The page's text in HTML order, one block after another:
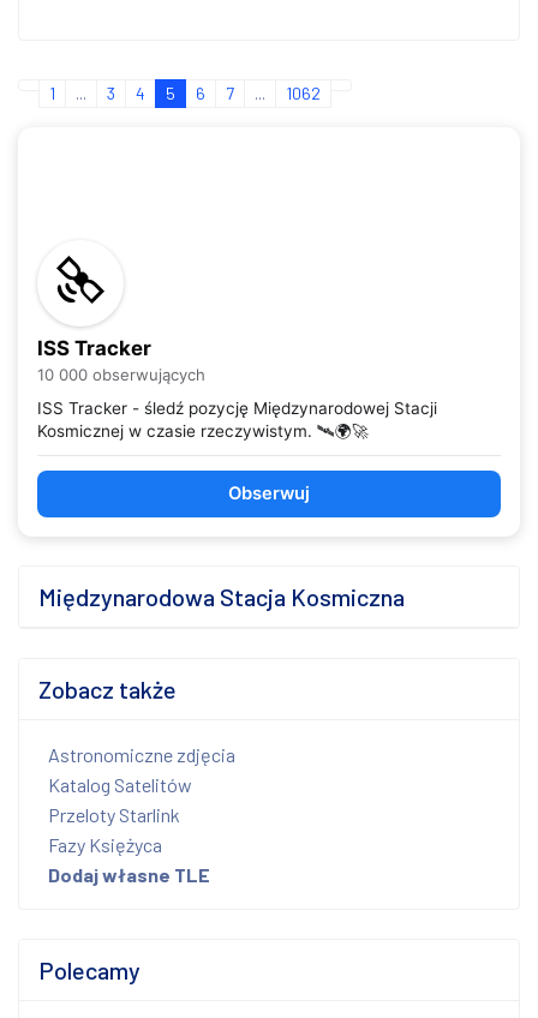
1 ... 3 4 5 6 7 ... 1062
ISS Tracker
10 000 obserwujących
ISS Tracker - śledź pozycję Międzynarodowej Stacji
Kosmicznej w czasie rzeczywistym. 🛰️🌍🚀
Obserwuj
Międzynarodowa Stacja Kosmiczna
Zobacz także
Astronomiczne zdjęcia
Katalog Satelitów
Przeloty Starlink
Fazy Księżyca
Dodaj własne TLE
Polecamy